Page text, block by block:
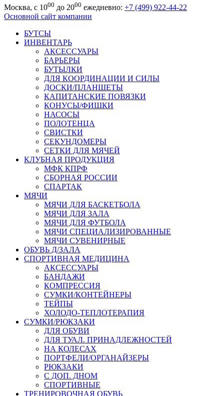
Москва, с 1000 до 2000 ежедневно: +7 (499) 922-44-22
Основной сайт компании
БУТСЫ
ИНВЕНТАРЬ
АКСЕССУАРЫ
БАРЬЕРЫ
БУТЫЛКИ
ДЛЯ КООРДИНАЦИИ И СИЛЫ
ДОСКИ/ПЛАНШЕТЫ
КАПИТАНСКИЕ ПОВЯЗКИ
КОНУСЫ/ФИШКИ
НАСОСЫ
ПОЛОТЕНЦА
СВИСТКИ
СЕКУНДОМЕРЫ
СЕТКИ ДЛЯ МЯЧЕЙ
КЛУБНАЯ ПРОДУКЦИЯ
МФК КПРФ
СБОРНАЯ РОССИИ
СПАРТАК
МЯЧИ
МЯЧИ ДЛЯ БАСКЕТБОЛА
МЯЧИ ДЛЯ ЗАЛА
МЯЧИ ДЛЯ ФУТБОЛА
МЯЧИ СПЕЦИАЛИЗИРОВАННЫЕ
МЯЧИ СУВЕНИРНЫЕ
ОБУВЬ Д/ЗАЛА
СПОРТИВНАЯ МЕДИЦИНА
АКСЕССУАРЫ
БАНДАЖИ
КОМПРЕССИЯ
СУМКИ/КОНТЕЙНЕРЫ
ТЕЙПЫ
ХОЛОДО-ТЕПЛОТЕРАПИЯ
СУМКИ/РЮКЗАКИ
ДЛЯ ОБУВИ
ДЛЯ ТУАЛ. ПРИНАДЛЕЖНОСТЕЙ
НА КОЛЕСАХ
ПОРТФЕЛИ/ОРГАНАЙЗЕРЫ
РЮКЗАКИ
С ДОП. ДНОМ
СПОРТИВНЫЕ
ТРЕНИРОВОЧНАЯ ОБУВЬ